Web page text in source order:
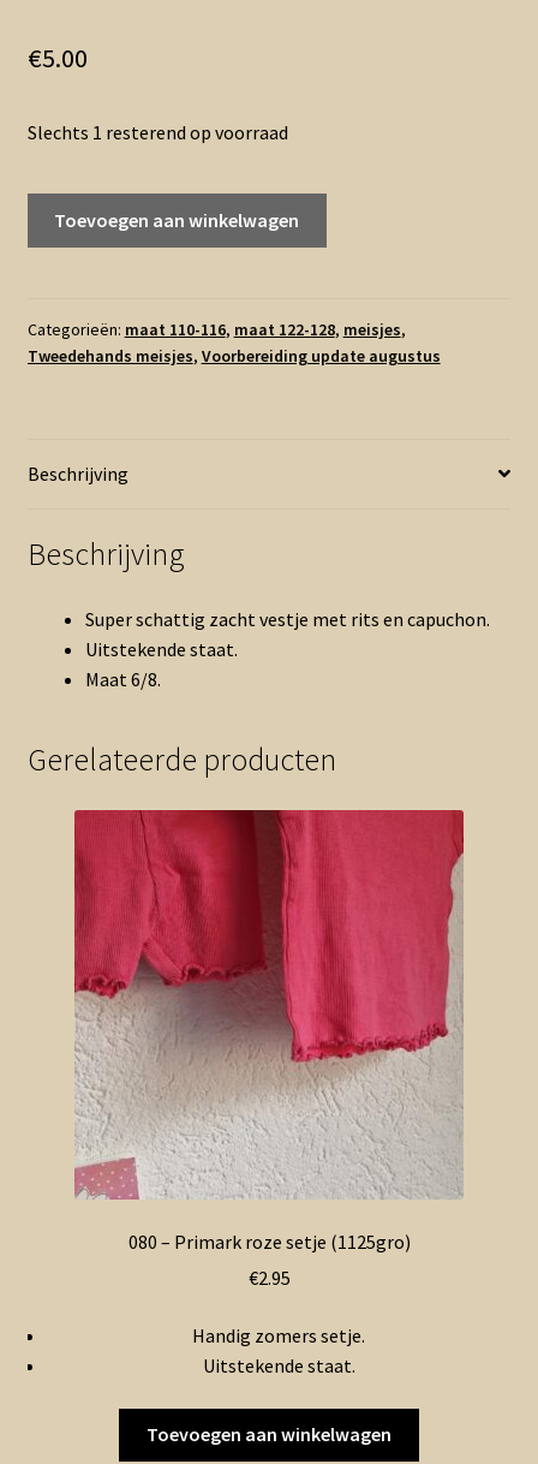
€5.00
Slechts 1 resterend op voorraad
Louie
vestje
aantal
Toevoegen aan winkelwagen
Categorieën: maat 110-116, maat 122-128, meisjes,
Tweedehands meisjes, Voorbereiding update augustus
Beschrijving
Beschrijving
Super schattig zacht vestje met rits en capuchon.
Uitstekende staat.
Maat 6/8.
Gerelateerde producten
080 – Primark roze setje (1125gro)
€2.95
Handig zomers setje.
Uitstekende staat.
Toevoegen aan winkelwagen